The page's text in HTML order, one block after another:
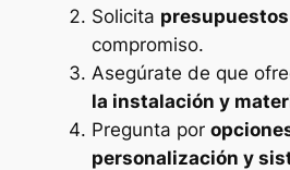
Solicita
compromiso.
Asegúrate de que
la instalación y
Pregunta por
personalización y